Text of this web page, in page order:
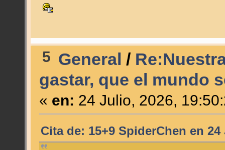
5 General /
gastar, que el mundo
« en: 24 Julio, 2026,
Cita de: 15+9 SpiderChen en